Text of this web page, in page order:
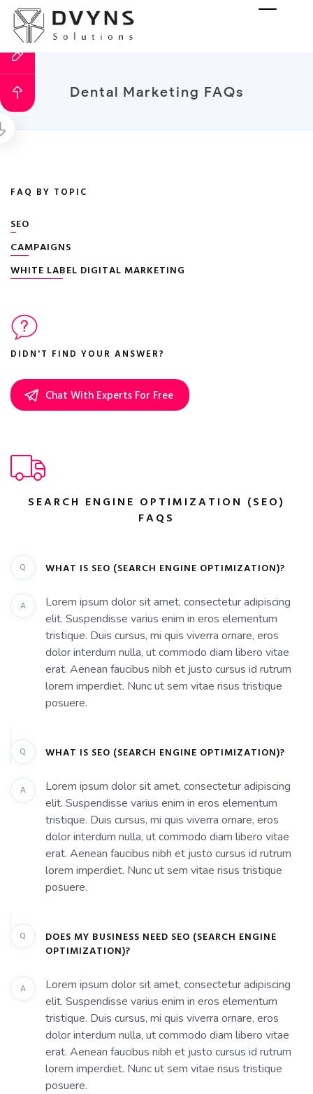
Dental Marketing FAQs
FAQ BY TOPIC
SEO
CAMPAIGNS
WHITE LABEL DIGITAL MARKETING
DIDN'T FIND YOUR ANSWER?
Chat With Experts For Free
SEARCH ENGINE OPTIMIZATION (SEO)
FAQS
Q WHAT IS SEO (SEARCH ENGINE OPTIMIZATION)?
A
Lorem ipsum dolor sit amet, consectetur adipiscing
elit. Suspendisse varius enim in eros elementum
tristique. Duis cursus, mi quis viverra ornare, eros
dolor interdum nulla, ut commodo diam libero vitae
erat. Aenean faucibus nibh et justo cursus id rutrum
lorem imperdiet. Nunc ut sem vitae risus tristique
posuere.
Q WHAT IS SEO (SEARCH ENGINE OPTIMIZATION)?
A
Lorem ipsum dolor sit amet, consectetur adipiscing
elit. Suspendisse varius enim in eros elementum
tristique. Duis cursus, mi quis viverra ornare, eros
dolor interdum nulla, ut commodo diam libero vitae
erat. Aenean faucibus nibh et justo cursus id rutrum
lorem imperdiet. Nunc ut sem vitae risus tristique
posuere.
Q
DOES MY BUSINESS NEED SEO (SEARCH ENGINE
OPTIMIZATION)?
A
Lorem ipsum dolor sit amet, consectetur adipiscing
elit. Suspendisse varius enim in eros elementum
tristique. Duis cursus, mi quis viverra ornare, eros
dolor interdum nulla, ut commodo diam libero vitae
erat. Aenean faucibus nibh et justo cursus id rutrum
lorem imperdiet. Nunc ut sem vitae risus tristique
posuere.